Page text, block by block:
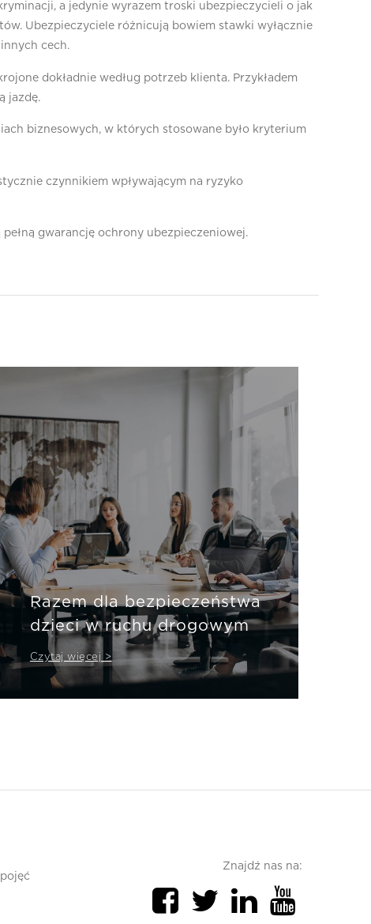
a jedynie wyrazem troski ubezpieczycieli o jak
Ubezpieczyciele różnicują bowiem stawki wyłącznie
cech.
dokładnie według potrzeb klienta. Przykładem
jazdę.
biznesowych, w których stosowane było kryterium
czynnikiem wpływającym na ryzyko
gwarancję ochrony ubezpieczeniowej.
Razem dla bezpieczeństwa
dzieci w ruchu drogowym
Czytaj więcej >
Znajdź nas na: